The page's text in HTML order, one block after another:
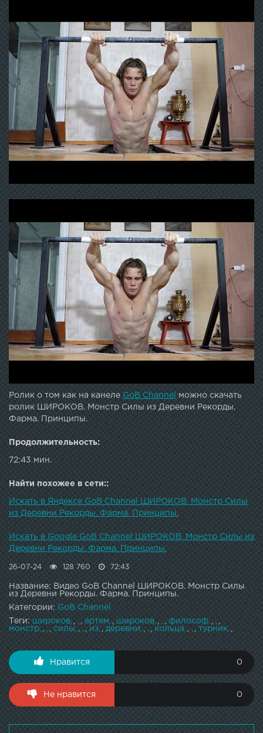
Ролик о том как на канеле GoB Channel
можно скачать
ролик ШИРОКОВ. Монстр Силы из Деревни Рекорды.
Фарма. Принципы.
Продолжительность:
72:43 мин.
Найти похожее в сети::
Искать в Яндексе GoB Channel ШИРОКОВ. Монстр Силы
из Деревни Рекорды. Фарма. Принципы.
Искать в Google GoB Channel ШИРОКОВ. Монстр Силы из
Деревни Рекорды. Фарма. Принципы.
26-07-24 128 760 72:43
Название: Видео GoB Channel ШИРОКОВ. Монстр Силы
из Деревни Рекорды. Фарма. Принципы.
Категории: GoB Channel
Теги: широков , ,артем , широков , ,философ ,
монстр , ,силы , , из ,деревни , ,кольца , ,турник
Нравится 0
Не нравится 0